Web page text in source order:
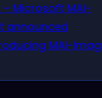
Microsoft MAI-
announced
MAI-